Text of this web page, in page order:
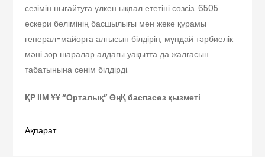
сезімін нығайтуға үлкен ықпал ететіні сөзсіз. 6505
әскери бөлімінің басшылығы мен жеке құрамы
генерал-майорға алғысын білдіріп, мұндай тәрбиелік
мәні зор шаралар алдағы уақытта да жалғасын
табатынына сенім білдірді.
ҚР ІІМ ҰҰ “Орталық” ӨңҚ баспасөз қызметі
Ақпарат